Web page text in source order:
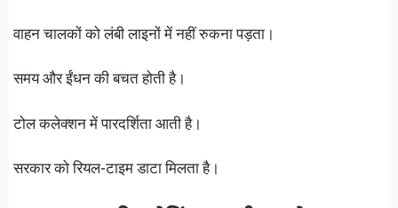
वाहन चालकों को लंबी लाइनों में नहीं रुकना पड़ता।
समय और ईंधन की बचत होती है।
टोल कलेक्शन में पारदर्शिता आती है।
सरकार को रियल-टाइम डाटा मिलता है।